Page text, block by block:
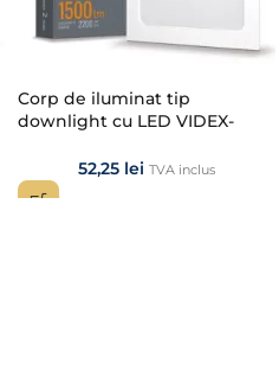
Corp de iluminat tip
downlight cu LED VIDEX-
18W-NW52,25 lei TVA inclus